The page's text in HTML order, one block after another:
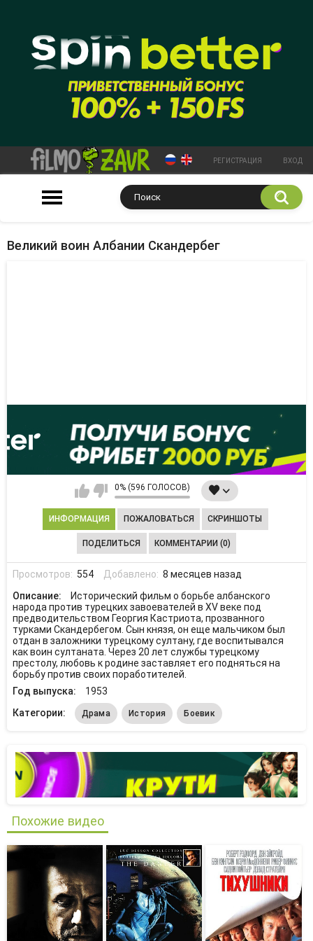
РЕГИСТРАЦИЯ ВХОД
Великий воин Албании Скандербег
0% (596 ГОЛОСОВ)
ИНФОРМАЦИЯ ПОЖАЛОВАТЬСЯ СКРИНШОТЫ
ПОДЕЛИТЬСЯ КОММЕНТАРИИ (0)
Просмотров: 554 Добавлено: 8 месяцев назад
Описание:
Исторический фильм о борьбе албанского
народа против турецких завоевателей в XV веке под
предводительством Георгия Кастриота, прозванного
турками Скандербегом. Сын князя, он еще мальчиком был
отдан в заложники турецкому султану, где воспитывался
как воин султаната. Через 20 лет службы турецкому
престолу, любовь к родине заставляет его подняться на
борьбу против своих поработителей.
Год выпуска:
1953
Категории:
Драма История Боевик
Похожие видео